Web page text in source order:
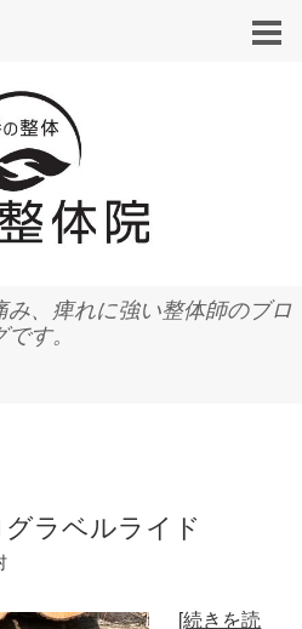
、痺れに強い整体師のブロ
です。
ラベルライド
[続きを読